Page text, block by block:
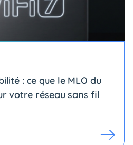
: ce que le MLO du
votre réseau sans fil